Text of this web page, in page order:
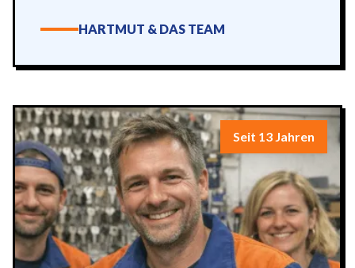
HARTMUT & DAS TEAM
Seit 13 Jahren